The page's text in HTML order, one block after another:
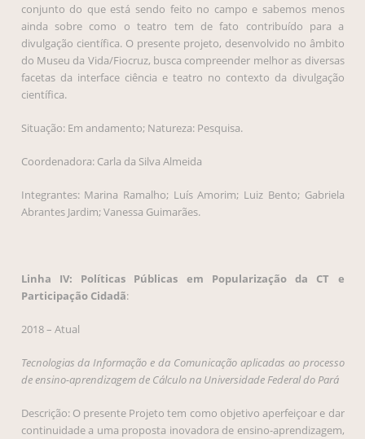
conjunto do que está sendo feito no campo e sabemos menos
ainda sobre como o teatro tem de fato contribuído para a
divulgação científica. O presente projeto, desenvolvido no âmbito
do Museu da Vida/Fiocruz, busca compreender melhor as diversas
facetas da interface ciência e teatro no contexto da divulgação
científica.
Situação: Em andamento; Natureza: Pesquisa.
Coordenadora: Carla da Silva Almeida
Integrantes: Marina Ramalho; Luís Amorim; Luiz Bento; Gabriela
Abrantes Jardim; Vanessa Guimarães.
Linha IV: Políticas Públicas em Popularização da CT e
Participação Cidadã:
2018 – Atual
Tecnologias da Informação e da Comunicação aplicadas ao processo
de ensino-aprendizagem de Cálculo na Universidade Federal do Pará
Descrição: O presente Projeto tem como objetivo aperfeiçoar e dar
continuidade a uma proposta inovadora de ensino-aprendizagem,